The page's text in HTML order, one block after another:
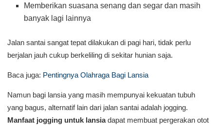
Memberikan suasana senang dan segar dan masih
banyak lagi lainnya
Jalan santai sangat tepat dilakukan di pagi hari, tidak perlu
berjalan jauh cukup berkeliling di sekitar hunian saja.
Baca juga: Pentingnya Olahraga Bagi Lansia
Namun bagi lansia yang masih mempunyai kekuatan tubuh
yang bagus, alternatif lain dari jalan santai adalah jogging.
Manfaat jogging untuk lansiadapat membuat pergerakan otot